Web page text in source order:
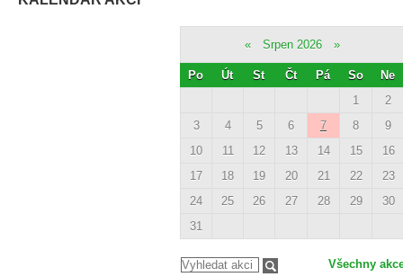
« Srpen 2026 »
Po Út St Čt Pá So
Ne
1
2
3
4 5 6 7 8
9
10
11 12 13 14 15
16
17
18 19 20 21 22
23
24
25 26 27 28 29
30
31
Všechny